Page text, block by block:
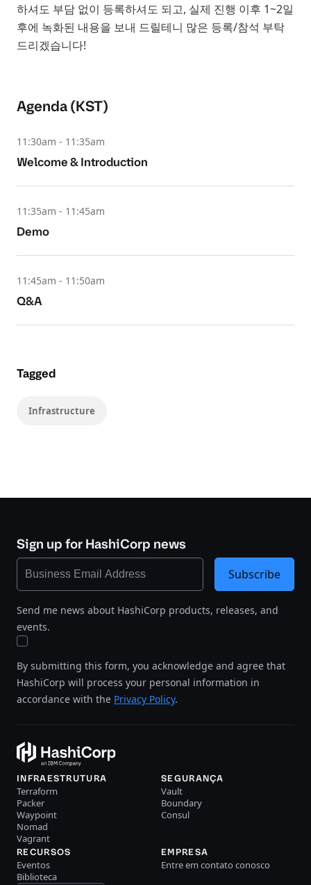
하셔도 부담 없이 등록하셔도 되고, 실제 진행 이후 1~2일
후에 녹화된 내용을 보내 드릴테니 많은 등록/참석 부탁
드리겠습니다!
Agenda (KST)
11:30am - 11:35am
Welcome & Introduction
11:35am - 11:45am
Demo
11:45am - 11:50am
Q&A
Tagged
Infrastructure
Sign up for HashiCorp news
Send me news about HashiCorp products, releases, and
events.
By submitting this form, you acknowledge and agree that
HashiCorp will process your personal information in
accordance with the Privacy Policy.
Subscribe
INFRAESTRUTURA
Terraform
Packer
Waypoint
Nomad
Vagrant
SEGURANÇA
Vault
Boundary
Consul
RECURSOS
Eventos
Biblioteca
EMPRESA
Entre em contato conosco